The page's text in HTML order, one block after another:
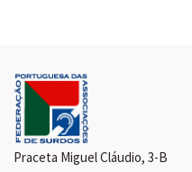
Praceta Miguel Cláudio, 3-B